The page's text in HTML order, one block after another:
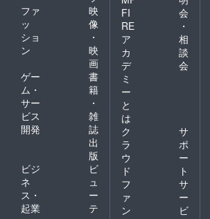
ファ
ッ
ショ
ン
映
像
・
映
画
ゲー
ム・
サー
ビス
開発
書
籍
・
雑
誌
出
版
ビジ
ネ
ス・
起業
ビ
ュ
ー
テ
FI
RE
ア
カ
デ
ミ
ー
と
は
会
・
相
談
会
ク
ラ
ウ
ド
フ
ァ
ン
サ
ポ
ー
ト
サ
ー
ビ